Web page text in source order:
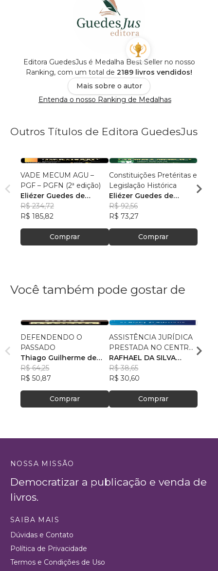
Editora GuedesJus é Medalha Best Seller no nosso
Ranking, com um total de 2189 livros vendidos!
Mais sobre o autor
Entenda o nosso Ranking de Medalhas
Outros Títulos de Editora GuedesJus
VADE MECUM AGU –
PGF – PGFN (2ª edição)
Eliézer Guedes de
Oliveira Junior
R$ 234,72
R$ 185,82
Comprar
Constituições Pretéritas e
Legislação Histórica
Eliézer Guedes de
Oliveira Junior
R$ 92,56
R$ 73,27
Comprar
Militar
Você também pode gostar de
DEFENDENDO O
PASSADO
Thiago Guilherme de
Souza
R$ 64,25
R$ 50,87
Comprar
ASSISTÊNCIA JURÍDICA
PRESTADA NO CENTRO
DE REFERÊNCIA
ESPECIALIZADO DE
ASSISTÊNCIA SOCIAL–
CREAS
RAFHAEL DA SILVA
PETRÔNIO
R$ 38,65
R$ 30,60
Comprar
AS
NOSSA MISSÃO
Democratizar a publicação e venda de
livros.
SAIBA MAIS
Dúvidas e Contato
Política de Privacidade
Termos e Condições de Uso